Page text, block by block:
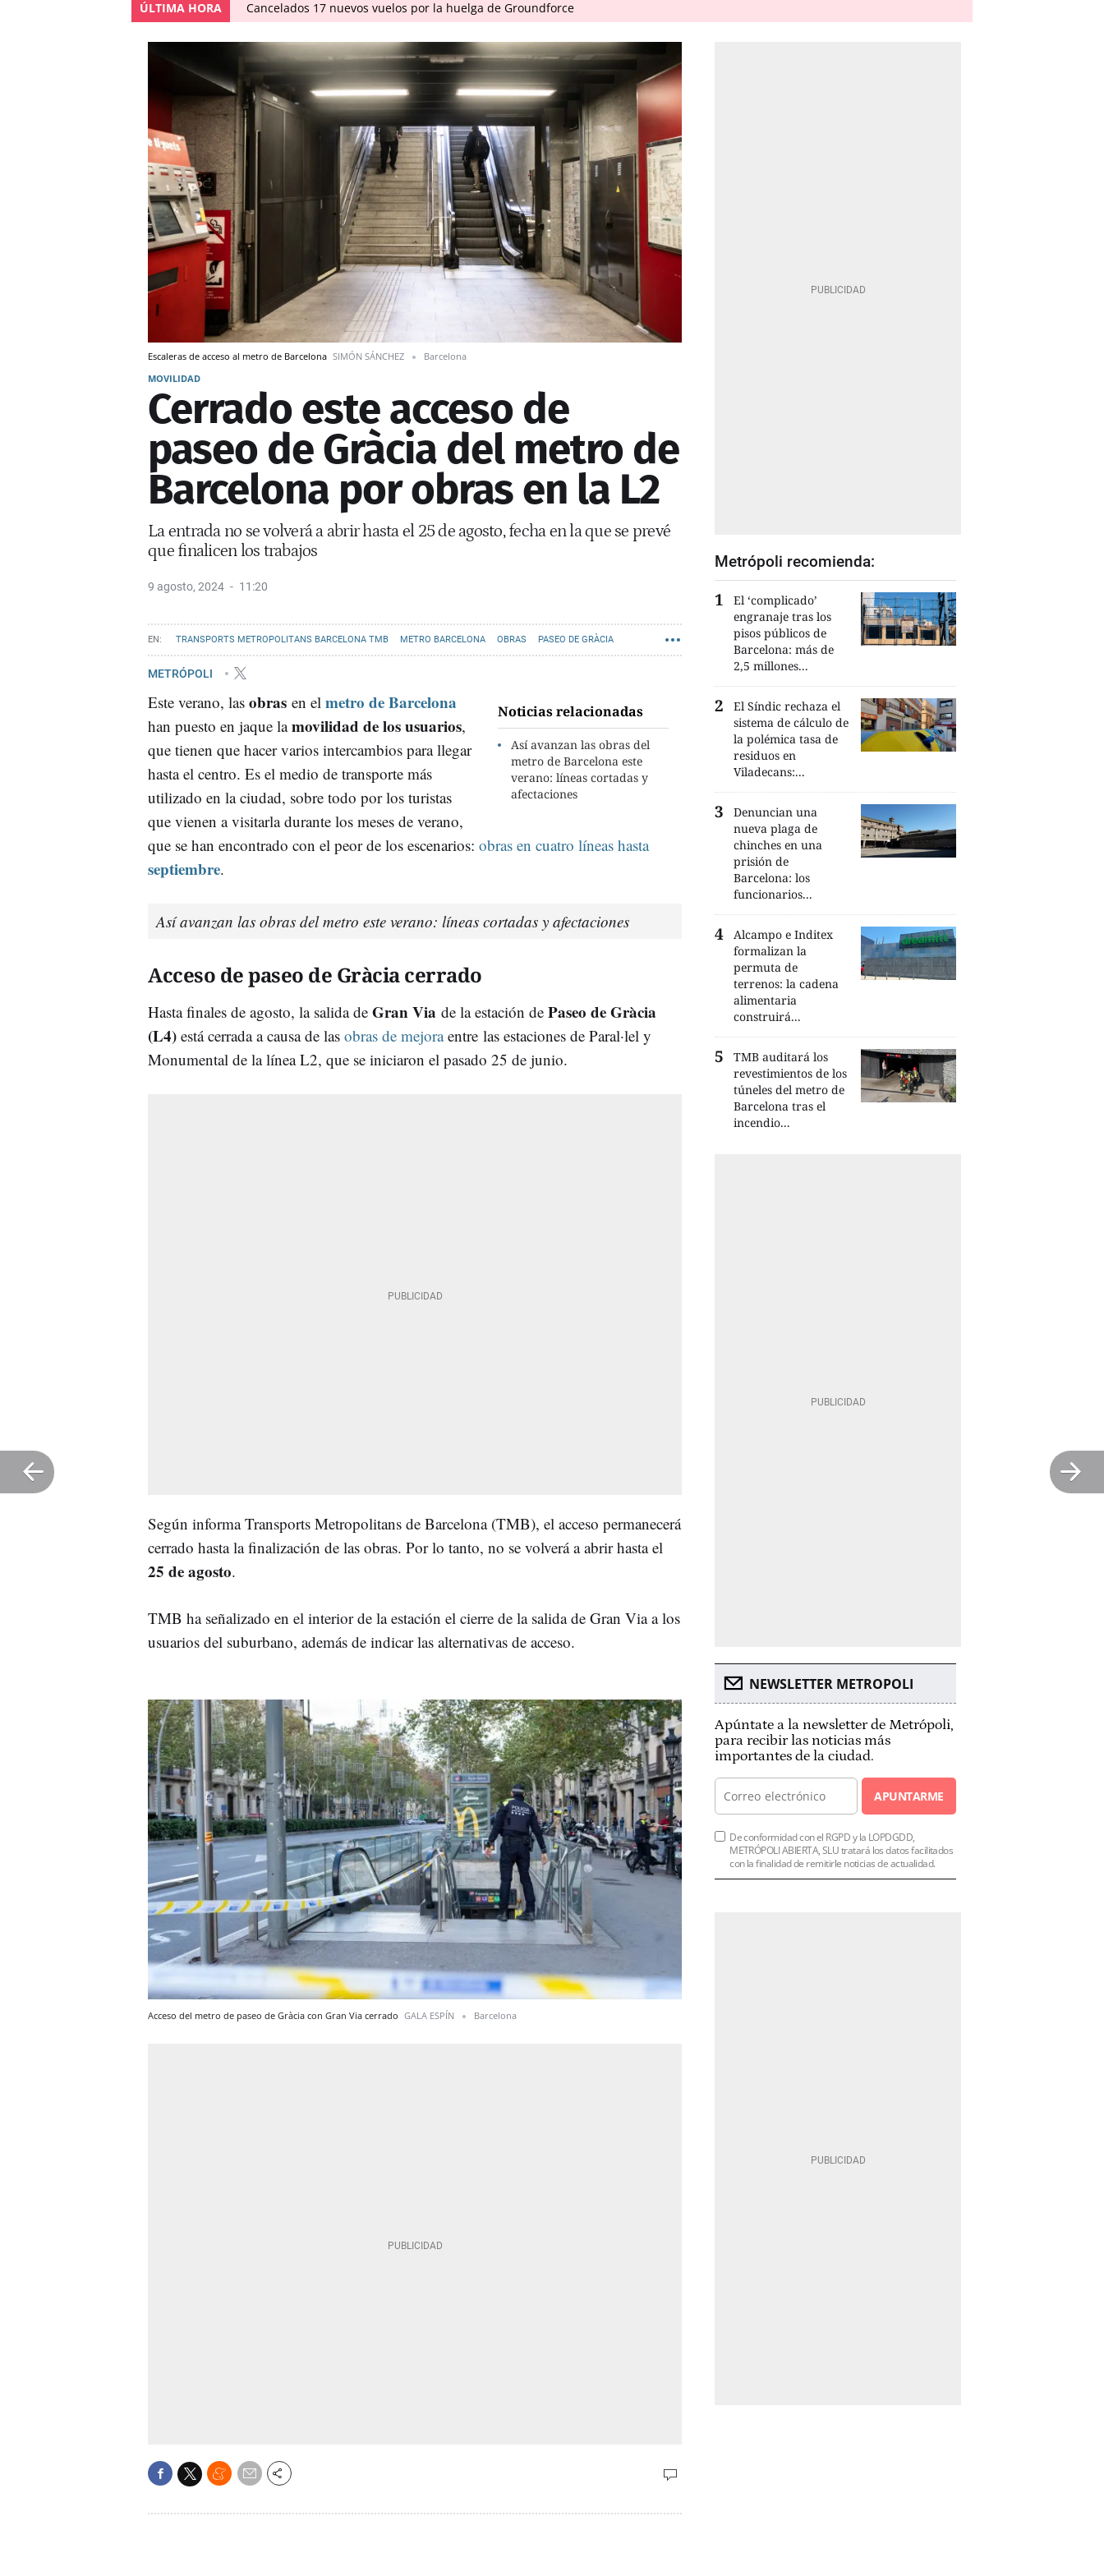
ÚLTIMA HORA Cancelados 17 nuevos vuelos por la huelga de Groundforce
Escaleras de acceso al metro de Barcelona SIMÓN SÁNCHEZ
Barcelona
MOVILIDAD
Cerrado este acceso de
paseo de Gràcia del metro de
Barcelona por obras en la L2
La entrada no se volverá a abrir hasta el 25 de agosto, fecha en la que se prevé
que finalicen los trabajos
9 agosto, 2024 11:20
TRANSPORTS METROPOLITANS BARCELONA TMB METRO BARCELONA OBRAS PASEO DE GRÀCIA
AYUNTAMIENTO DE BARCELONA
METRÓPOLI
Noticias relacionadas
Así avanzan las obras del
metro de Barcelona este
verano: líneas cortadas y
afectaciones
Este verano, las obras en el metro de Barcelona
han puesto en jaque lamovilidad de los usuarios,
que tienen que hacer varios intercambios para llegar
hasta el centro. Es el medio de transporte más
utilizado en la ciudad, sobre todo por los turistas
que vienen a visitarla durante los meses de verano,
que se han encontrado con el peor de los escenarios: obras en cuatro líneas hasta
septiembre.
Así avanzan las obras del metro este verano: líneas cortadas y afectaciones
Acceso de paseo de Gràcia cerrado
Hasta finales de agosto, la salida de Gran Via de la estación de Paseo de Gràcia
(L4) está cerrada a causa de las obras de mejoraentre las estaciones de Paral·lel y
Monumental de la línea L2, que se iniciaron el pasado 25 de junio.
Según informa Transports Metropolitans de Barcelona (TMB), el acceso permanecerá
cerrado hasta la finalización de las obras. Por lo tanto, no se volverá a abrir hasta el
25 de agosto.
TMB ha señalizado en el interior de la estación el cierre de la salida de Gran Via a los
usuarios del suburbano, además de indicar las alternativas de acceso.
Acceso del metro de paseo de Gràcia con Gran Via cerrado GALA ESPÍN Barcelona
Metrópoli recomienda:
El ‘complicado’
engranaje tras los
pisos públicos de
Barcelona: más de
2,5 millones...
El Síndic rechaza el
sistema de cálculo de
la polémica tasa de
residuos en
Viladecans:...
Denuncian una
nueva plaga de
chinches en una
prisión de
Barcelona: los
funcionarios...
Alcampo e Inditex
formalizan la
permuta de
terrenos: la cadena
alimentaria
construirá...
TMB auditará los
revestimientos de los
túneles del metro de
Barcelona tras el
incendio...
NEWSLETTER METROPOLI
Apúntate a la newsletter de Metrópoli,
para recibir las noticias más
importantes de la ciudad.
APUNTARME
De conformidad con el RGPD y la LOPDGDD,
METRÓPOLI ABIERTA, SLU tratará los datos facilitados
con la finalidad de remitirle noticias de actualidad.